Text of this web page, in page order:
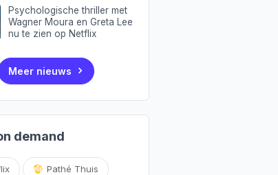
Psychologische thriller met
Wagner Moura en Greta Lee
nu te zien op Netflix
Meer nieuws
demand
Pathé Thuis